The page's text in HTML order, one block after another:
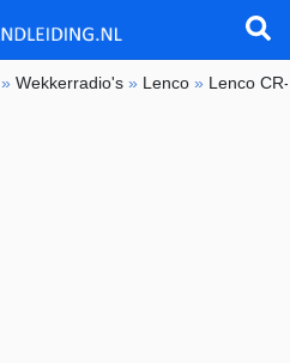
»Wekkerradio's » Lenco » Lenco